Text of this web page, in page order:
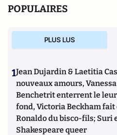
POPULAIRES
PLUS LUS
1Jean Dujardin & Laetitia
nouveaux amours,
Benchetrit enterrent le
fond, Victoria Beckham
Ronaldo du bisco-fils; Suri
Shakespeare queer